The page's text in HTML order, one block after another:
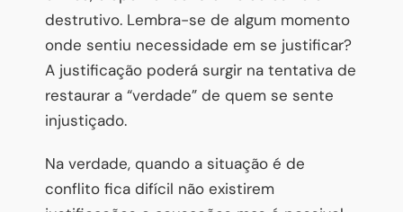
destrutivo. Lembra-se de algum momento
onde sentiu necessidade em se justificar?
A justificação poderá surgir na tentativa de
restaurar a “verdade” de quem se sente
injustiçado.
Na verdade, quando a situação é de
conflito fica difícil não existirem